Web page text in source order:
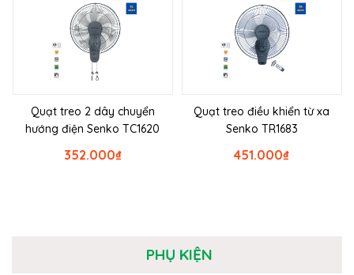
Quạt treo 2 dây chuyển
hướng điện Senko TC1620
₫
352.000
Quạt treo điều khiển từ xa
Senko TR1683
₫
451.000
PHỤ KIỆN